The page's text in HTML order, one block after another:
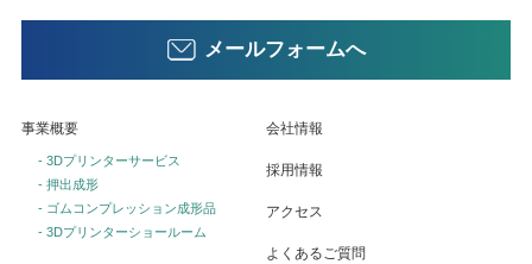
メールフォームへ
事業概要
- 3Dプリンターサービス
- 押出成形
- ゴムコンプレッション成形品
- 3Dプリンターショールーム
会社情報
採用情報
アクセス
よくあるご質問